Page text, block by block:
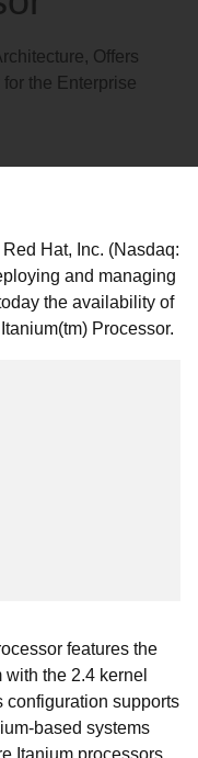
Offers
the Enterprise
Red Hat, Inc. (Nasdaq:
and managing
the availability of
Processor.
features the
the 2.4 kernel
configuration supports
based systems
Itanium processors